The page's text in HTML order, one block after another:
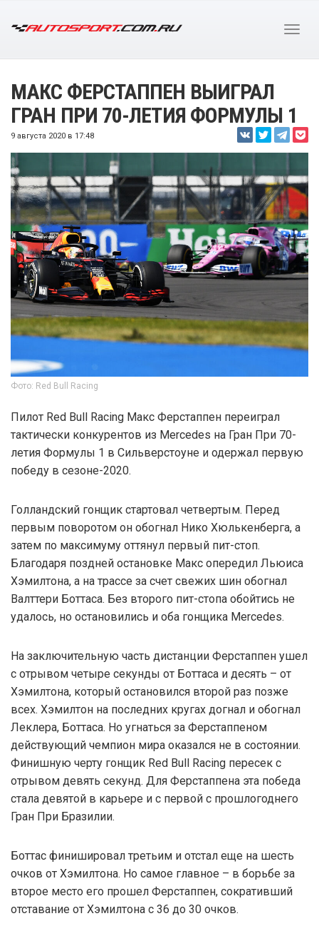
МАКС ФЕРСТАППЕН ВЫИГРАЛ
ГРАН ПРИ 70-ЛЕТИЯ ФОРМУЛЫ 1
9 августа 2020 в 17:48
Фото: Red Bull Racing
Пилот Red Bull Racing Макс Ферстаппен переиграл
тактически конкурентов из Mercedes на Гран При 70-
летия Формулы 1 в Сильверстоуне и одержал первую
победу в сезоне-2020.
Голландский гонщик стартовал четвертым. Перед
первым поворотом он обогнал Нико Хюлькенберга, а
затем по максимуму оттянул первый пит-стоп.
Благодаря поздней остановке Макс опередил Льюиса
Хэмилтона, а на трассе за счет свежих шин обогнал
Валттери Боттаса. Без второго пит-стопа обойтись не
удалось, но остановились и оба гонщика Mercedes.
На заключительную часть дистанции Ферстаппен ушел
с отрывом четыре секунды от Боттаса и десять – от
Хэмилтона, который остановился второй раз позже
всех. Хэмилтон на последних кругах догнал и обогнал
Леклера, Боттаса. Но угнаться за Ферстаппеном
действующий чемпион мира оказался не в состоянии.
Финишную черту гонщик Red Bull Racing пересек с
отрывом девять секунд. Для Ферстаппена эта победа
стала девятой в карьере и с первой с прошлогоднего
Гран При Бразилии.
Боттас финишировал третьим и отстал еще на шесть
очков от Хэмилтона. Но самое главное – в борьбе за
второе место его прошел Ферстаппен, сокративший
отставание от Хэмилтона с 36 до 30 очков.